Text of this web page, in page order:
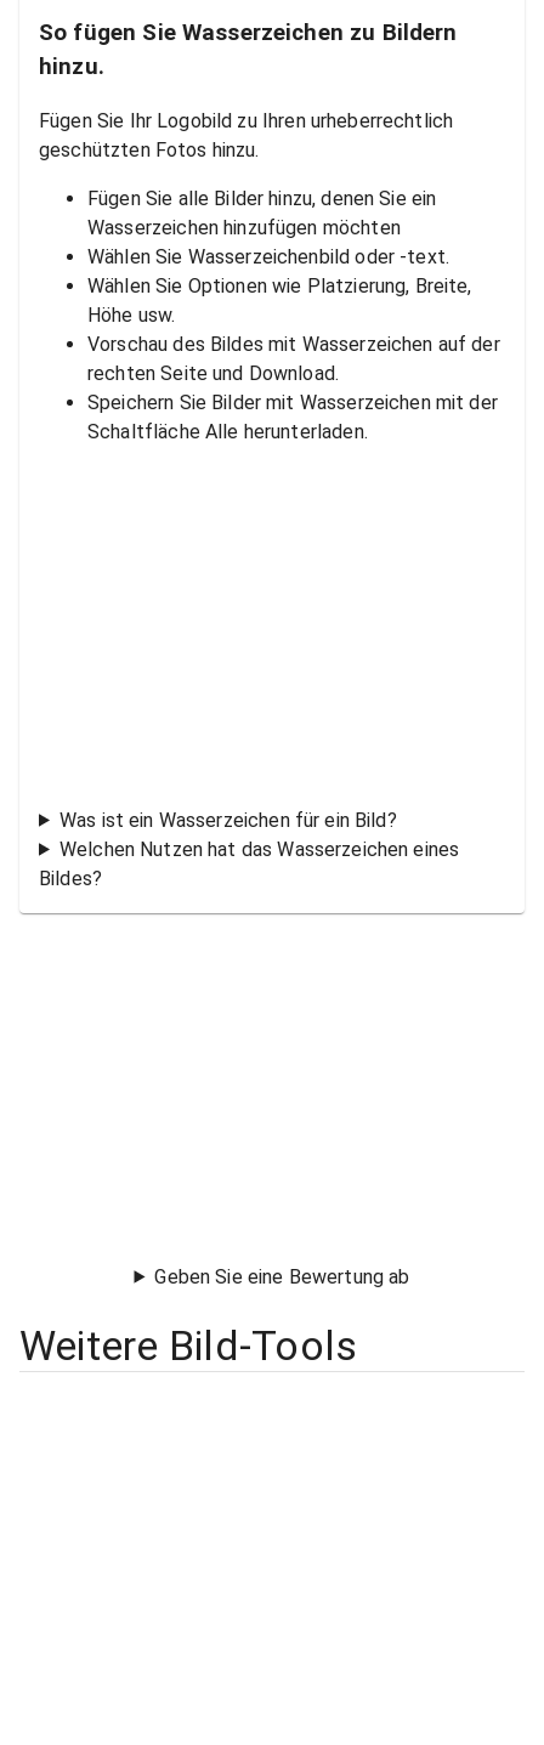
So fügen Sie Wasserzeichen zu Bildern
hinzu.
Fügen Sie Ihr Logobild zu Ihren urheberrechtlich
geschützten Fotos hinzu.
Fügen Sie alle Bilder hinzu, denen Sie ein
Wasserzeichen hinzufügen möchten
Wählen Sie Wasserzeichenbild oder -text.
Wählen Sie Optionen wie Platzierung, Breite,
Höhe usw.
Vorschau des Bildes mit Wasserzeichen auf der
rechten Seite und Download.
Speichern Sie Bilder mit Wasserzeichen mit der
Schaltfläche Alle herunterladen.
Was ist ein Wasserzeichen für ein Bild?
Welchen Nutzen hat das Wasserzeichen eines
Bildes?
Geben Sie eine Bewertung ab
Weitere Bild-Tools